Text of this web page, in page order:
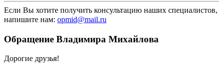
Если Вы хотите получить консультацию наших специалистов,
напишите нам: opmid@mail.ru
Обращение Владимира Михайлова
Дорогие друзья!